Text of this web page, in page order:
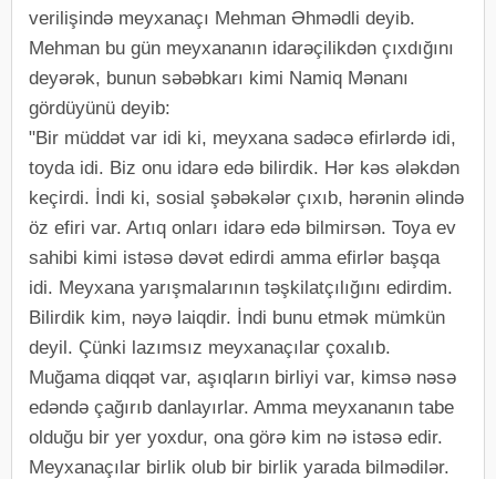
verilişində meyxanaçı Mehman Əhmədli deyib.
Mehman bu gün meyxananın idarəçilikdən çıxdığını
deyərək, bunun səbəbkarı kimi Namiq Mənanı
gördüyünü deyib:
"Bir müddət var idi ki, meyxana sadəcə efirlərdə idi,
toyda idi. Biz onu idarə edə bilirdik. Hər kəs ələkdən
keçirdi. İndi ki, sosial şəbəkələr çıxıb, hərənin əlində
öz efiri var. Artıq onları idarə edə bilmirsən. Toya ev
sahibi kimi istəsə dəvət edirdi amma efirlər başqa
idi. Meyxana yarışmalarının təşkilatçılığını edirdim.
Bilirdik kim, nəyə laiqdir. İndi bunu etmək mümkün
deyil. Çünki lazımsız meyxanaçılar çoxalıb.
Muğama diqqət var, aşıqların birliyi var, kimsə nəsə
edəndə çağırıb danlayırlar. Amma meyxananın tabe
olduğu bir yer yoxdur, ona görə kim nə istəsə edir.
Meyxanaçılar birlik olub bir birlik yarada bilmədilər.